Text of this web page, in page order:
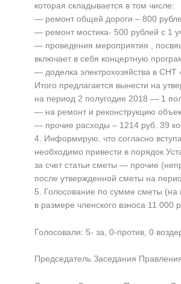
которая складывается в том числе:
— ремонт общей дороги – 800
— ремонт мостика- 500 рублей с 1
— проведения мероприятия ,
включает в себя концертную
— доделка электрохозяйства в
Итого предлагается вынести на
на период 2 полугодие 2018 — 1
— на ремонт и реконструкцию
— прочие расходы – 1214 руб. 39
4. Информирую, что согласно
необходимо привести в порядок
за счет статьи сметы — прочие
после утвержденной сметы на
5. Голосование по сумме сметы
в размере членского взноса 11 000
Голосовали: 5- за, 0-против, 0
Председатель Заседания